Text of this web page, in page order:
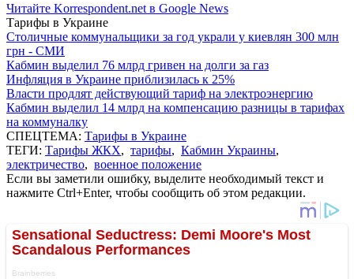
Читайте Korrespondent.net в Google News
Тарифы в Украине
Столичные коммунальщики за год украли у киевлян 300 млн
грн - СМИ
Кабмин выделил 76 млрд гривен на долги за газ
Инфляция в Украине приблизилась к 25%
Власти продлят действующий тариф на электроэнергию
Кабмин выделил 14 млрд на компенсацию разницы в тарифах
на коммуналку
СПЕЦТЕМА: Тарифы в Украине
ТЕГИ: Тарифы ЖКХ, тарифы, Кабмин Украины,
электричество, военное положение
Если вы заметили ошибку, выделите необходимый текст и
нажмите Ctrl+Enter, чтобы сообщить об этом редакции.